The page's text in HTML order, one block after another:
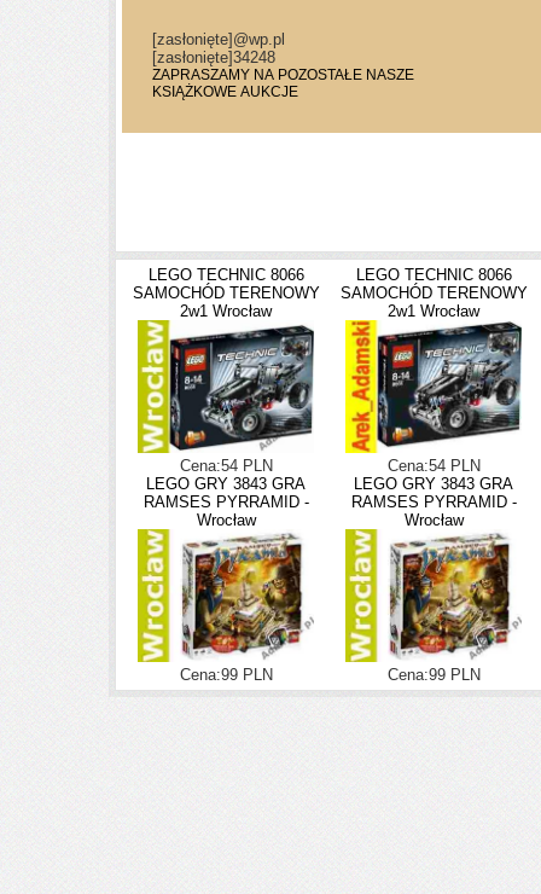
[zasłonięte] @wp.pl
[zasłonięte]34248
ZAPRASZAMY NA POZOSTAŁE NASZE
KSIĄŻKOWE AUKCJE
LEGO TECHNIC 8066
SAMOCHÓD TERENOWY
2w1 Wrocław
Cena:54 PLN
LEGO TECHNIC 8066
SAMOCHÓD TERENOWY
2w1 Wrocław
Cena:54 PLN
LEGO GRY 3843 GRA
RAMSES PYRRAMID -
Wrocław
Cena:99 PLN
LEGO GRY 3843 GRA
RAMSES PYRRAMID -
Wrocław
Cena:99 PLN